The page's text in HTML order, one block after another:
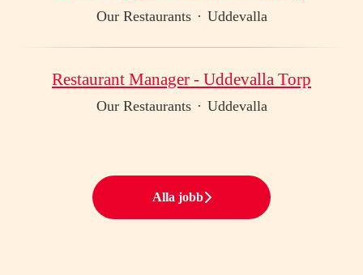
Our Restaurants · Uddevalla
Restaurant Manager - Uddevalla Torp
Our Restaurants · Uddevalla
Alla jobb